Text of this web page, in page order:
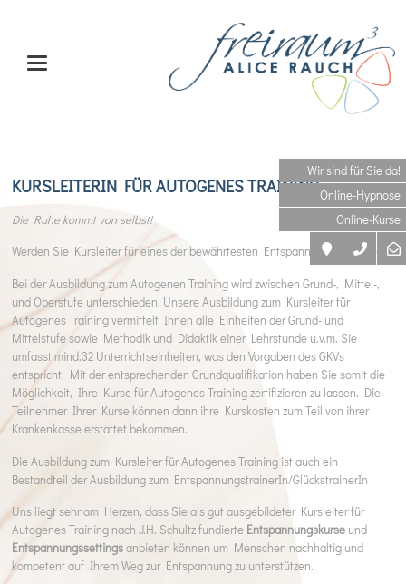
Wir sind für Sie da!
Online-Hypnose
Online-Kurse
KURSLEITERIN FÜR AUTOGENES TRAINING
Die Ruhe kommt von selbst!
Werden Sie Kursleiter für eines der bewährtesten Entspannungsverfahren.
Bei der Ausbildung zum Autogenen Training wird zwischen Grund-, Mittel-,
und Oberstufe unterschieden. Unsere Ausbildung zum Kursleiter für
Autogenes Training vermittelt Ihnen alle Einheiten der Grund- und
Mittelstufe sowie Methodik und Didaktik einer Lehrstunde u.v.m. Sie
umfasst mind.32 Unterrichtseinheiten, was den Vorgaben des GKVs
entspricht. Mit der entsprechenden Grundqualifikation haben Sie somit die
Möglichkeit, Ihre Kurse für Autogenes Training zertifizieren zu lassen. Die
Teilnehmer Ihrer Kurse können dann ihre Kurskosten zum Teil von ihrer
Krankenkasse erstattet bekommen.
Die Ausbildung zum Kursleiter für Autogenes Training ist auch ein
Bestandteil der Ausbildung zum EntspannungstrainerIn/GlückstrainerIn
Uns liegt sehr am Herzen, dass Sie als gut ausgebildeter Kursleiter für
Autogenes Training nach J.H. Schultz fundierte Entspannungskurse und
Entspannungssettingsanbieten können um Menschen nachhaltig und
kompetent auf Ihrem Weg zur Entspannung zu unterstützen.